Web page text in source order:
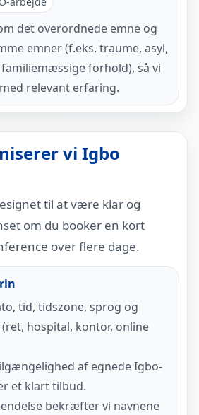
det overordnede emne og
emner (f.eks. traume, asyl,
forhold), så vi
relevant erfaring.
vi Igbo
til at være klar og
om du booker en kort
over flere dage.
tid, tidszone, sprog og
hospital, kontor, online
af egnede Igbo-
et klart tilbud.
bekræfter vi navnene